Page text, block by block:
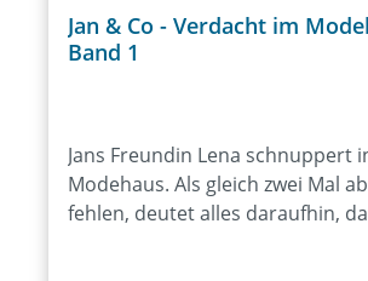
Jan & Co - Verdacht im
Band 1
Jans Freundin Lena schnuppert
Modehaus. Als gleich zwei Mal
fehlen, deutet alles daraufhin,